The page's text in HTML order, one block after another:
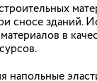
подготовил
Документ
изменения в
сносе зданий.
в